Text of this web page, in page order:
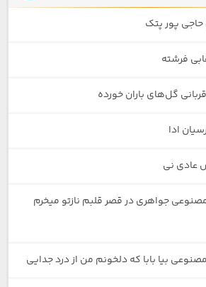
پور پتک
فرشته
گل‌های باران خورده
ادا
عادی نی
جواهری در قصر قلبم نازتو میخرم
بیا بابا که دلخونم من از درد جدایی